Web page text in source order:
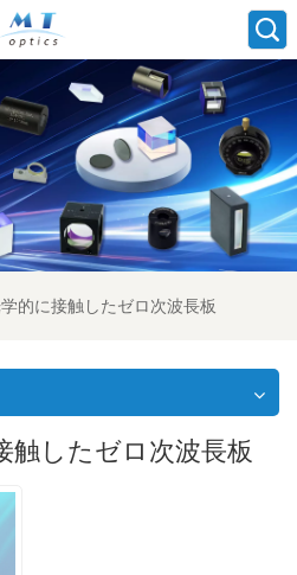
的に接触したゼロ次波長板
触したゼロ次波長板